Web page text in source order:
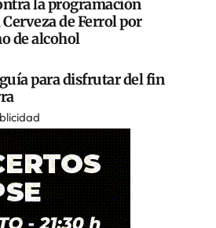
la programación
de Ferrol por
de alcohol
para disfrutar del fin